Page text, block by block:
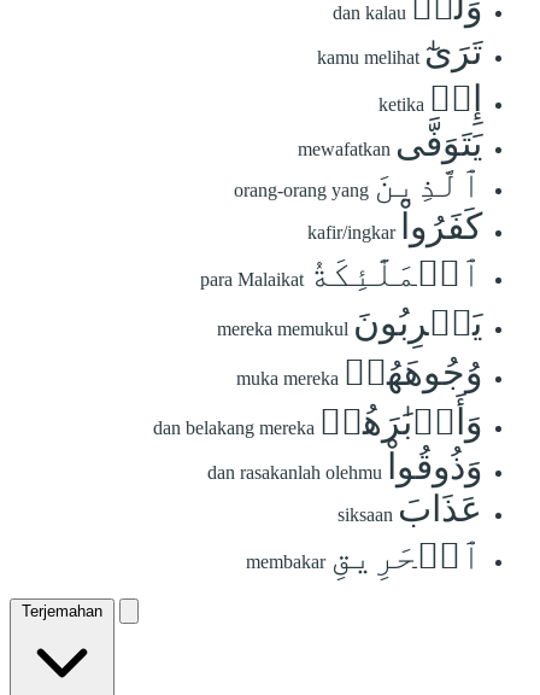
dan kalau
تَرَىٰٓ kamu melihat
إِذۡ ketika
يَتَوَفَّى mewafatkan
ٱلَّذِينَ orang-orang yang
كَفَرُواْ kafir/ingkar
ٱلۡمَلَٰٓئِكَةُ para Malaikat
يَضۡرِبُونَ mereka memukul
وُجُوهَهُمۡ muka mereka
وَأَدۡبَٰرَهُمۡ dan belakang mereka
وَذُوقُواْ dan rasakanlah olehmu
عَذَابَ siksaan
ٱلۡحَرِيقِ membakar
Terjemahan